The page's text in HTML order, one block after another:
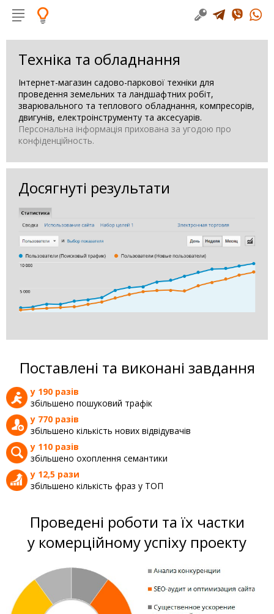
Техніка та обладнання
Інтернет-магазин садово-паркової техніки для
проведення земельних та ландшафтних робіт,
зварювального та теплового обладнання, компресорів,
двигунів, електроінструменту та аксесуарів.
Персональна інформація прихована за угодою про
конфіденційность.
Досягнуті результати
Поставлені та виконані завдання
у 190 разів
збільшено пошуковий трафік
у 770 разів
збільшено кількість нових відвідувачів
у 110 разів
збільшено охоплення семантики
у 12,5 рази
збільшено кількість фраз у ТОП
Проведені роботи та їх частки
у комерційному успіху проекту